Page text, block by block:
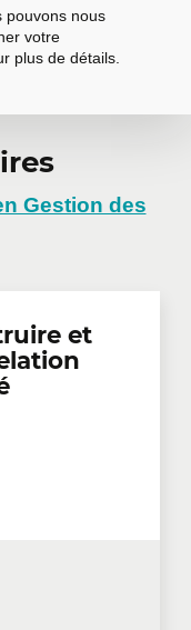
pouvons nous
votre
plus de détails.
par une
dans
virtuel, nous
aux
de groupes sont
Gestion des
et